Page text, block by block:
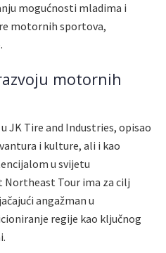
mogućnosti mladima i
motornih sportova,
motornih
JK Tire and Industries, opisao
i kulture, ali i kao
u svijetu
Tour ima za cilj
angažman u
regije kao ključnog